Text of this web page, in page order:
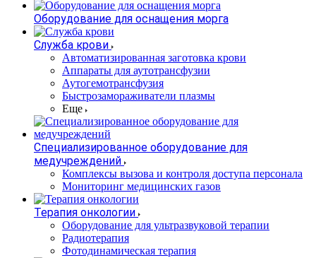
Оборудование для оснащения морга
Служба крови
Автоматизированная заготовка крови
Аппараты для аутотрансфузии
Аутогемотрансфузия
Быстрозамораживатели плазмы
Еще
Специализированное оборудование для
медучреждений
Комплексы вызова и контроля доступа персонала
Мониторинг медицинских газов
Терапия онкологии
Оборудование для ультразвуковой терапии
Радиотерапия
Фотодинамическая терапия